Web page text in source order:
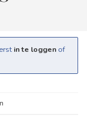
in te loggen of